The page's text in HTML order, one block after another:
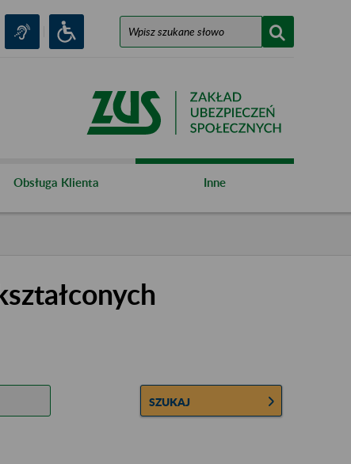
Obsługa Klienta Inne
SZUKAJ